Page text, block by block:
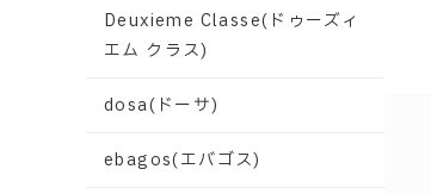
Deuxieme Classe(ドゥーズィ
エム クラス)
dosa(ドーサ)
ebagos(エバゴス)